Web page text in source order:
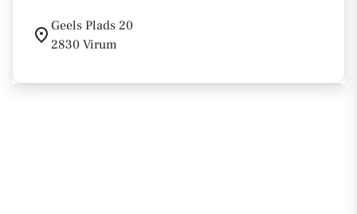
Geels Plads 20
2830 Virum